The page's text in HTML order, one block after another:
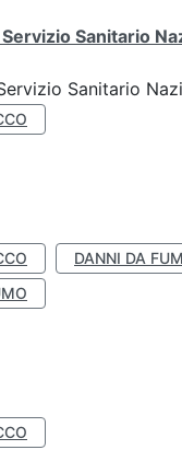
Sanitario
Sanitario
DANNI DA